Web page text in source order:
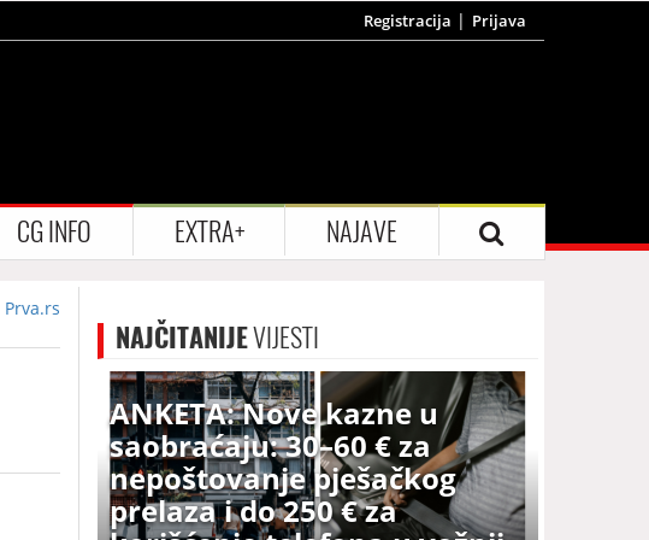
Registracija Prijava
CG INFO EXTRA+ NAJAVE
Prva.rs
NAJČITANIJEVIJESTI
ANKETA: Nove kazne u
saobraćaju: 30–60 € za
nepoštovanje pješačkog
prelaza i do 250 € za